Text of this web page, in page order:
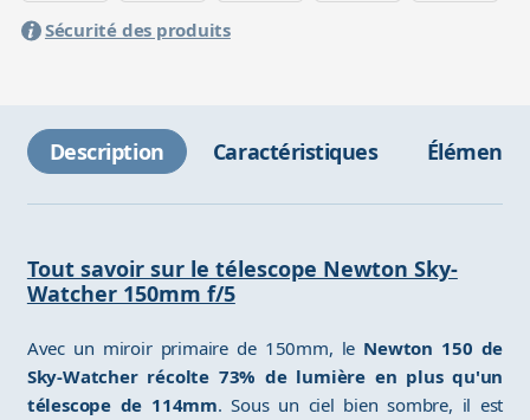
Sécurité des produits
Description Caractéristiques Éléments
Tout savoir sur le télescope Newton Sky-
Watcher 150mm f/5
Avec un miroir primaire de 150mm, le Newton 150 de
Sky-Watcher récolte 73% de lumière en plus qu'un
télescope de 114mm. Sous un ciel bien sombre, il est